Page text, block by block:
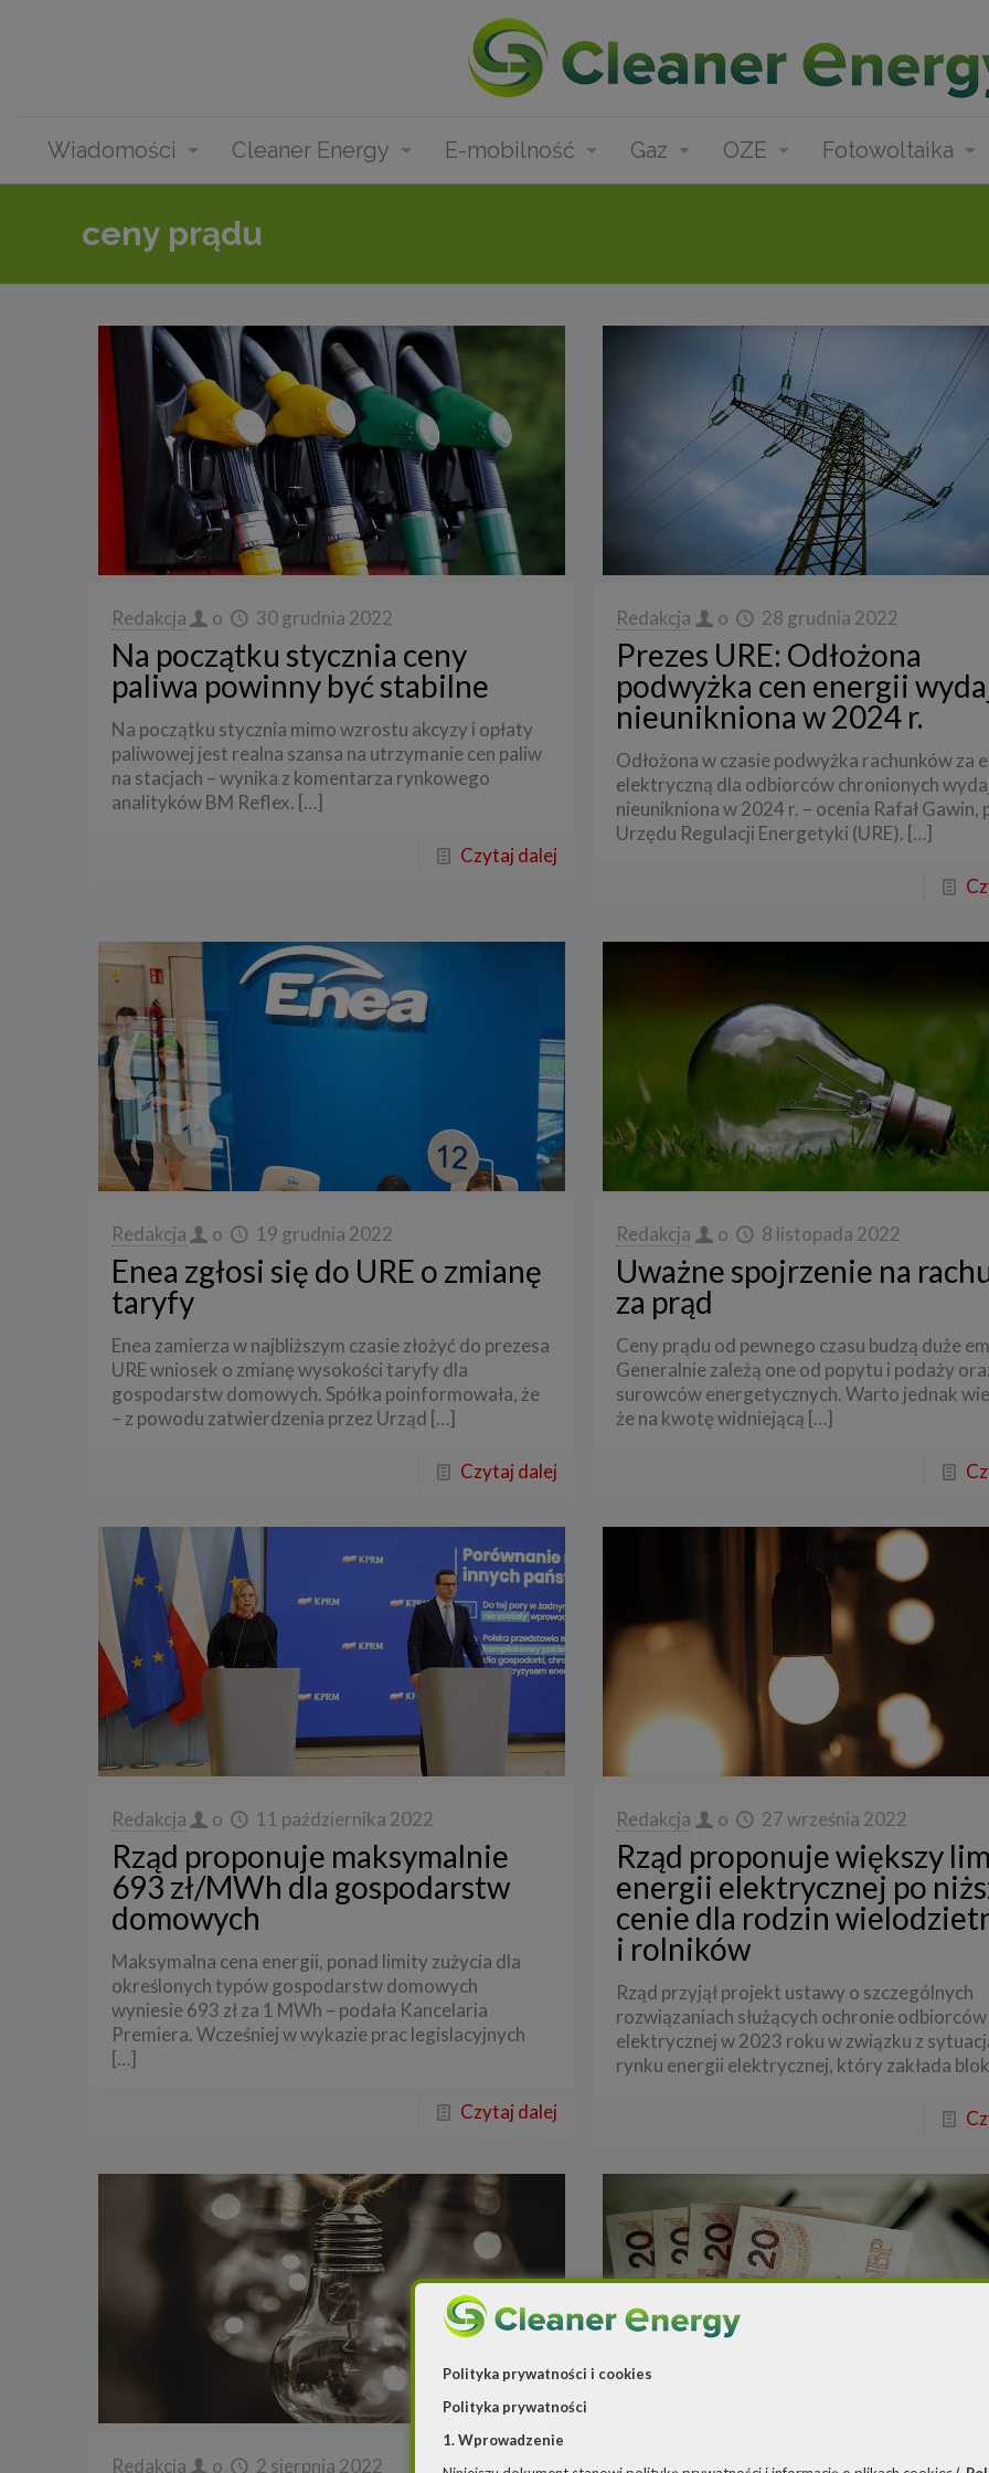
Wiadomości Cleaner Energy E-mobilność Gaz OZE Fotowoltaika
ceny prądu
Redakcja o 30 grudnia 2022
Na początku stycznia ceny
paliwa powinny być stabilne
Na początku stycznia mimo wzrostu akcyzy i opłaty
paliwowej jest realna szansa na utrzymanie cen paliw
na stacjach – wynika z komentarza rynkowego
analityków BM Reflex. […]
Czytaj dalej
Redakcja o 28 grudnia 2022
Prezes URE: Odłożona
podwyżka cen energii
nieunikniona w 2024 r.
Odłożona w czasie podwyżka rachunków za
elektryczną dla odbiorców chronionych
nieunikniona w 2024 r. – ocenia Rafał Gawin,
Urzędu Regulacji Energetyki (URE). […]
Redakcja o 19 grudnia 2022
Enea zgłosi się do URE o zmianę
taryfy
Enea zamierza w najbliższym czasie złożyć do prezesa
URE wniosek o zmianę wysokości taryfy dla
gospodarstw domowych. Spółka poinformowała, że
– z powodu zatwierdzenia przez Urząd […]
Czytaj dalej
Redakcja o 8 listopada 2022
Uważne spojrzenie na
za prąd
Ceny prądu od pewnego czasu budzą duże
Generalnie zależą one od popytu i podaży
surowców energetycznych. Warto jednak
że na kwotę widniejącą […]
Redakcja o 11 października 2022
Rząd proponuje maksymalnie
693 zł/MWh dla gospodarstw
domowych
Maksymalna cena energii, ponad limity zużycia dla
określonych typów gospodarstw domowych
wyniesie 693 zł za 1 MWh – podała Kancelaria
Premiera. Wcześniej w wykazie prac legislacyjnych
[…]
Czytaj dalej
Redakcja o 27 września 2022
Rząd proponuje większy
energii elektrycznej po
cenie dla rodzin
i rolników
Rząd przyjął projekt ustawy o szczególnych
rozwiązaniach służących ochronie
elektrycznej w 2023 roku w związku z
rynku energii elektrycznej, który zakłada
Redakcja o 2 sierpnia 2022 Redakcja o 29 lipca 2022
Polityka prywatności i cookies
Polityka prywatności
1. Wprowadzenie